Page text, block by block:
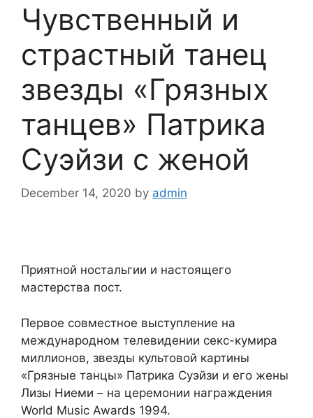
Чувственный и
страстный танец
звезды «Грязных
танцев» Патрика
Суэйзи с женой
December 14, 2020 by admin
Приятной ностальгии и настоящего
мастерства пост.
Первое совместное выступление на
международном телевидении секс-кумира
миллионов, звезды культовой картины
«Грязные танцы» Патрика Суэйзи и его жены
Лизы Ниеми – на церемонии награждения
World Music Awards 1994.